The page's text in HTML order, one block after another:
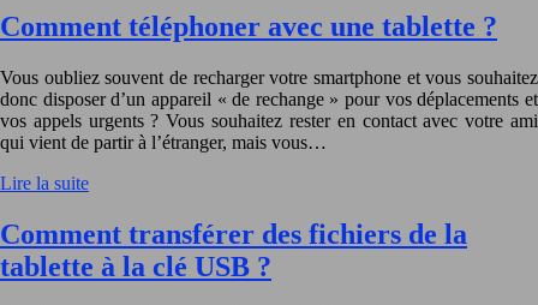
Comment téléphoner avec une tablette ?
Vous oubliez souvent de recharger votre smartphone et vous souhaitez
donc disposer d’un appareil « de rechange » pour vos déplacements et
vos appels urgents ? Vous souhaitez rester en contact avec votre ami
qui vient de partir à l’étranger, mais vous…
Lire la suite
Comment transférer des fichiers de la
tablette à la clé USB ?